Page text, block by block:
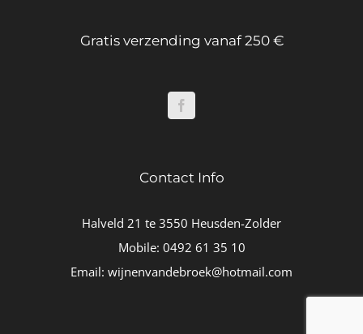
Gratis verzending vanaf 250 €
Contact Info
Halveld 21 te 3550 Heusden-Zolder
Mobile: 0492 61 35 10
Email: wijnenvandebroek@hotmail.com